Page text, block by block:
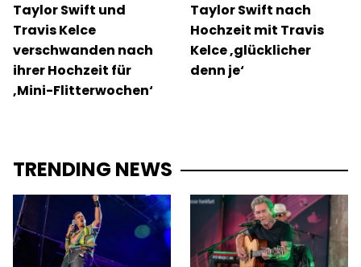
Taylor Swift und
Travis Kelce
verschwanden nach
ihrer Hochzeit für
‚Mini-Flitterwochen‘
Taylor Swift nach
Hochzeit mit Travis
Kelce ‚glücklicher
denn je‘
TRENDING NEWS